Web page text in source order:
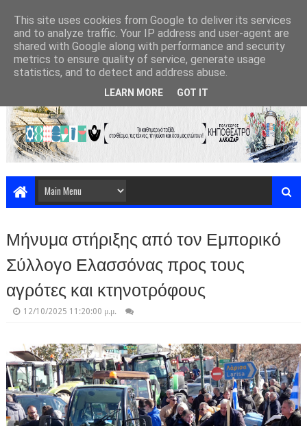
Μήνυμα στήριξης από τον Εμπορικό
Σύλλογο Ελασσόνας προς τους
αγρότες και κτηνοτρόφους
12/10/2025 11:20:00 μ.μ.
This site uses cookies from Google to deliver its services
and to analyze traffic. Your IP address and user-agent are
shared with Google along with performance and security
metrics to ensure quality of service, generate usage
statistics, and to detect and address abuse.
LEARN MORE GOT IT